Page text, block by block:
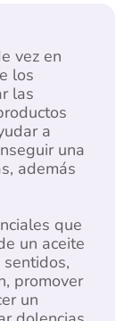
vez en
los
las
a
una
además
que
un aceite
promover
un